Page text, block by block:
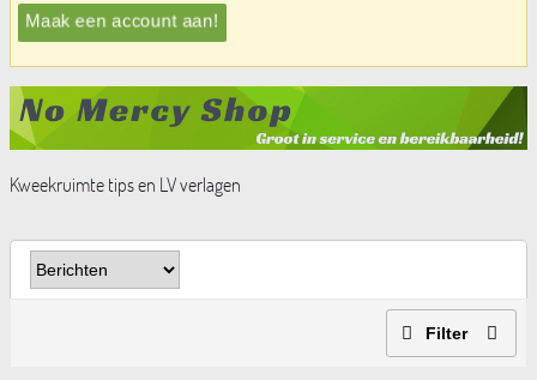
Maak een account aan!
Kweekruimte tips en LV verlagen
Filter